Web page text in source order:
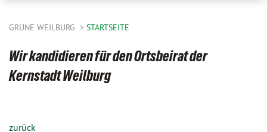
GRÜNE WEILBURG STARTSEITE
Wir kandidieren für den Ortsbeirat der
Kernstadt Weilburg
zurück